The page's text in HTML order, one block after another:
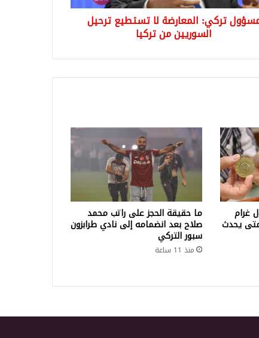
تركي: المعارضة لا تستطيع ترحيل
السوريين من تركيا
غرام
متى يحدث
ما حقيقة الحجز على راتب محمد
صلاح بعد انضمامه إلى نادي طرابزون
سبور التركي
منذ 11 ساعة